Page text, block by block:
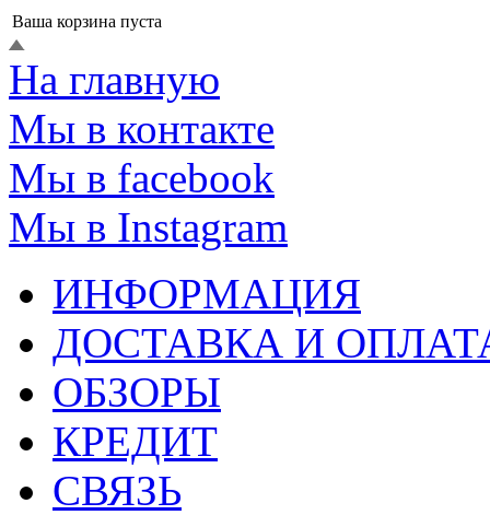
Ваша корзина пуста
На главную
Мы в контакте
Мы в facebook
Мы в Instagram
ИНФОРМАЦИЯ
ДОСТАВКА И
ОБЗОРЫ
КРЕДИТ
СВЯЗЬ